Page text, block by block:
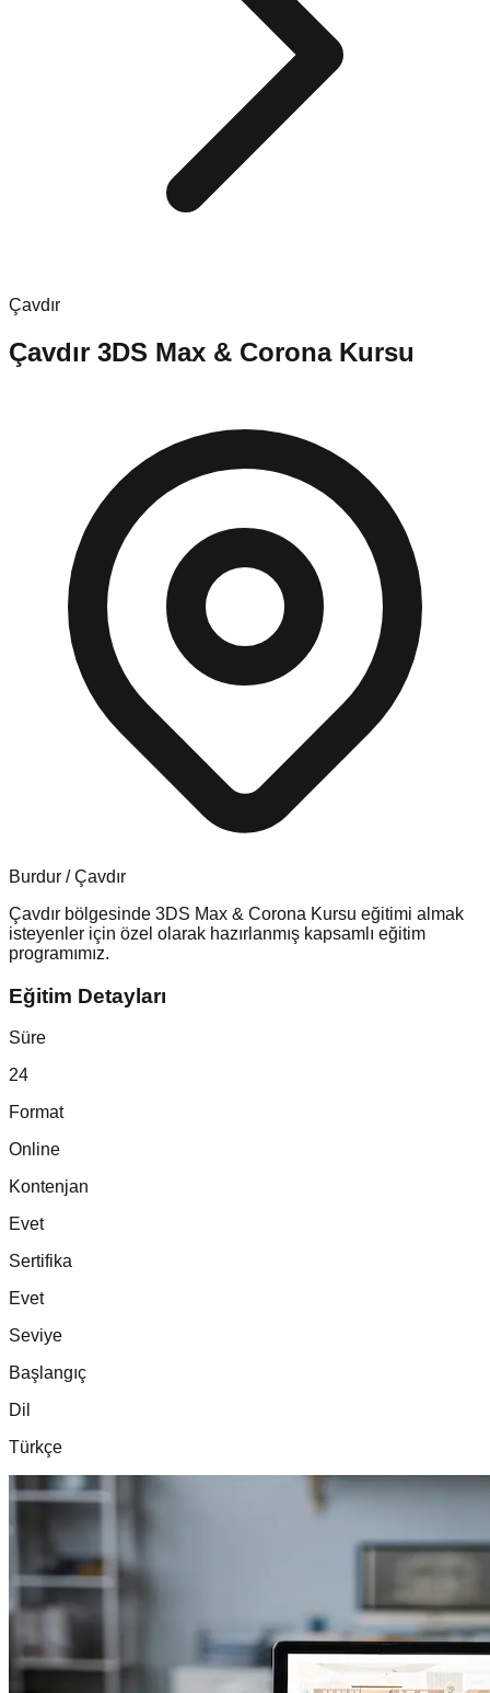
Çavdır
Çavdır 3DS Max & Corona Kursu
Burdur /Çavdır
Çavdır bölgesinde 3DS Max & Corona Kursu eğitimi almak
isteyenler için özel olarak hazırlanmış kapsamlı eğitim
programımız.
Eğitim Detayları
Süre
24
Format
Online
Kontenjan
Evet
Sertifika
Evet
Seviye
Başlangıç
Dil
Türkçe